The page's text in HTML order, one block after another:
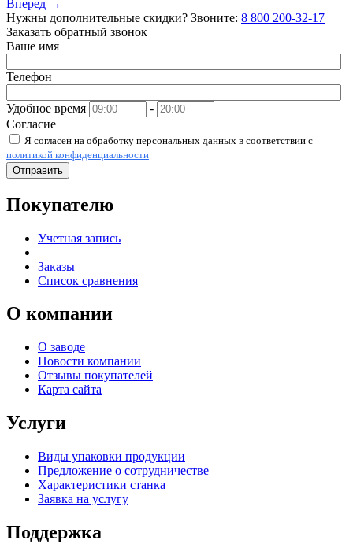
Вперед →
Нужны дополнительные скидки? Звоните: 8 800 200-32-17
Заказать обратный звонок
Ваше имя
Телефон
Удобное время
-
Согласие
Я согласен на обработку персональных данных в соответствии с
политикой конфиденциальности
Отправить
Покупателю
Учетная запись
Заказы
Список сравнения
О компании
О заводе
Новости компании
Отзывы покупателей
Карта сайта
Услуги
Виды упаковки продукции
Предложение о сотрудничестве
Характеристики станка
Заявка на услугу
Поддержка